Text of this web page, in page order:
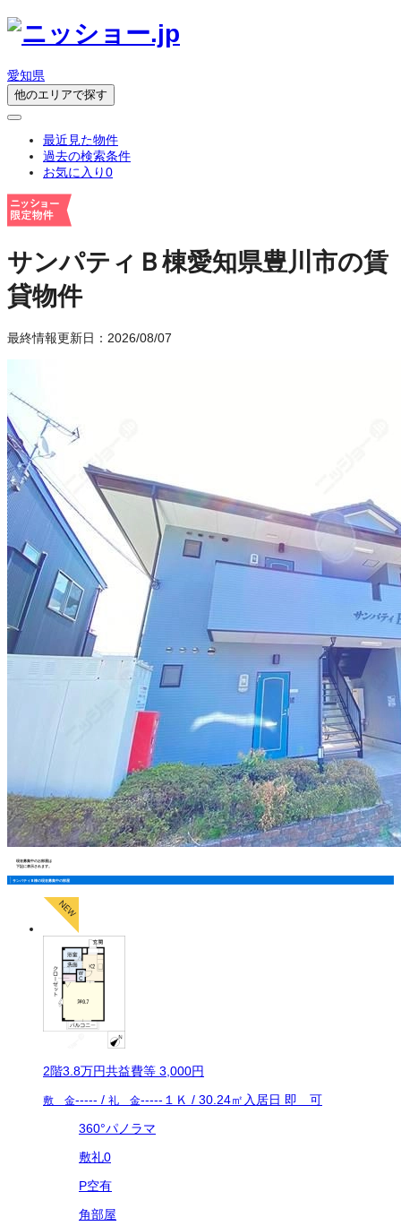
愛知県
他のエリアで探す
最近見た物件
過去の検索条件
お気に入り0
サンパティＢ棟愛知県豊川市の賃
貸物件
最終情報更新日：2026/08/07
現在募集中のお部屋は
下記に表示されます。
サンパティＢ棟の現在募集中の部屋
2階3.8万円共益費等 3,000円
敷 金----- / 礼 金----- １Ｋ / 30.24㎡ 入居日 即 可
360°パノラマ
敷礼0
P空有
角部屋